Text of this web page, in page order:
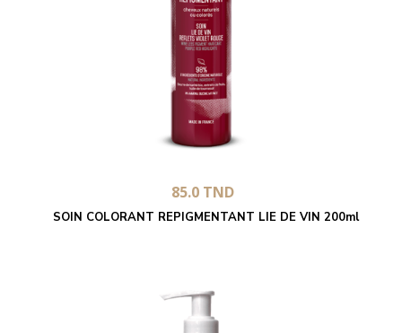
SOIN COLORANT REPIGMENTANT LIE DE VIN 200ml
85.0TND